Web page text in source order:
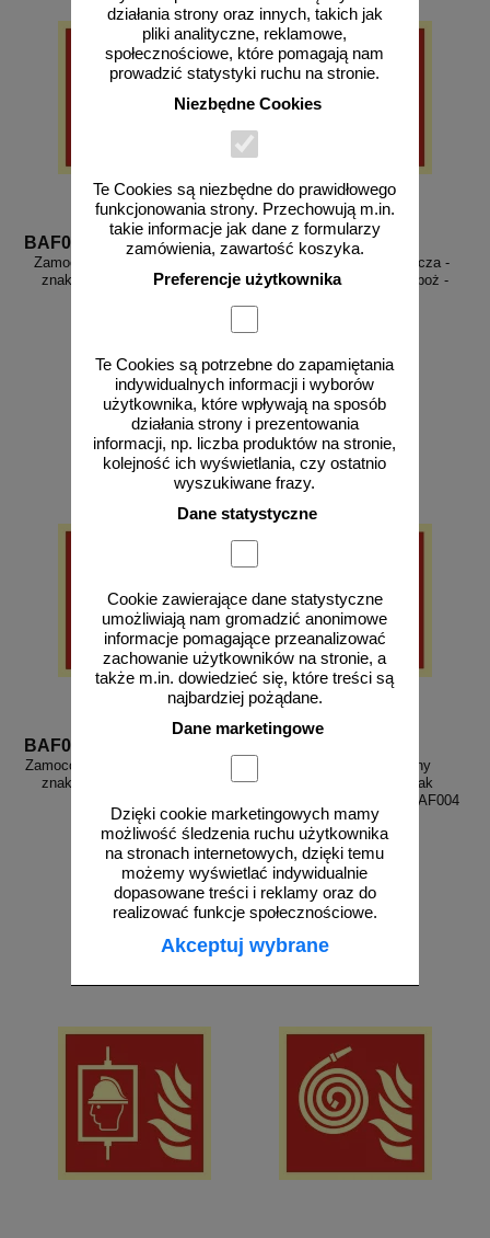
działania strony oraz innych, takich jak
pliki analityczne, reklamowe,
społecznościowe, które pomagają nam
prowadzić statystyki ruchu na stronie.
Niezbędne Cookies
Te Cookies są niezbędne do prawidłowego
funkcjonowania strony. Przechowują m.in.
takie informacje jak dane z formularzy
zamówienia, zawartość koszyka.
Preferencje użytkownika
Te Cookies są potrzebne do zapamiętania
indywidualnych informacji i wyborów
użytkownika, które wpływają na sposób
działania strony i prezentowania
informacji, np. liczba produktów na stronie,
kolejność ich wyświetlania, czy ostatnio
wyszukiwane frazy.
Dane statystyczne
Cookie zawierające dane statystyczne
umożliwiają nam gromadzić anonimowe
informacje pomagające przeanalizować
zachowanie użytkowników na stronie, a
także m.in. dowiedzieć się, które treści są
najbardziej pożądane.
Dane marketingowe
Dzięki cookie marketingowych mamy
możliwość śledzenia ruchu użytkownika
na stronach internetowych, dzięki temu
możemy wyświetlać indywidualnie
dopasowane treści i reklamy oraz do
realizować funkcje społecznościowe.
Akceptuj wybrane
BAF008
Zamocowana bateria gaśnicza -
znak przeciwpożarowy ppoż -
od 1,93 zł
1,57 zł netto
do koszyka
BAF013
Zamocowana butla gaśnicza -
znak przeciwpożarowy ppoż -
od 1,93 zł
1,57 zł netto
do koszyka
BAF012
Zamocowana instalacja gaśnicza -
znak przeciwpożarowy ppoż -
od 1,93 zł
do koszyka
Zestaw sprzętu ochrony
przeciwpożarowej - znak
przeciwpożarowy ppoż - BAF004
od 1,93 zł
do koszyka